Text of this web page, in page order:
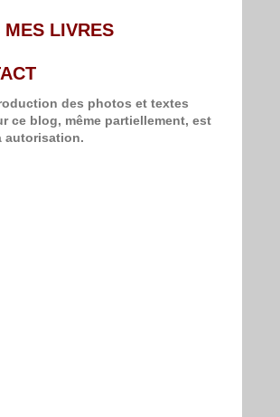
MES LIVRES
des photos et textes
ce blog, même partiellement, est
autorisation.